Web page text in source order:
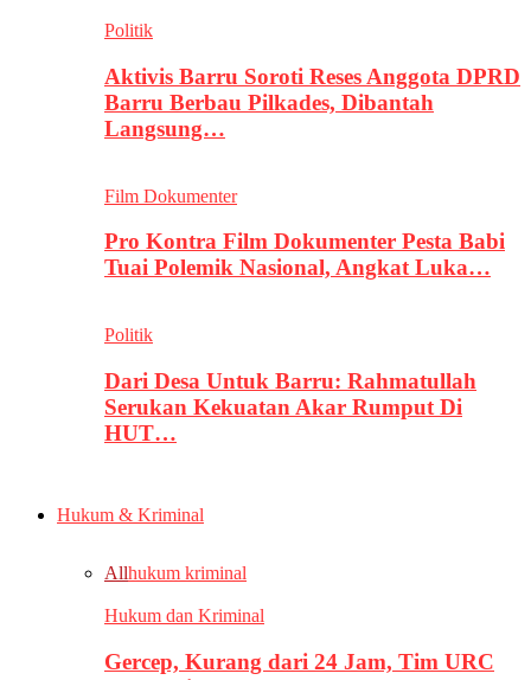
Politik
Aktivis Barru Soroti Reses Anggota DPRD
Barru Berbau Pilkades, Dibantah
Langsung…
Film Dokumenter
Pro Kontra Film Dokumenter Pesta Babi
Tuai Polemik Nasional, Angkat Luka…
Politik
Dari Desa Untuk Barru: Rahmatullah
Serukan Kekuatan Akar Rumput Di
HUT…
Hukum & Kriminal
Allhukum kriminal
Hukum dan Kriminal
Gercep, Kurang dari 24 Jam, Tim URC